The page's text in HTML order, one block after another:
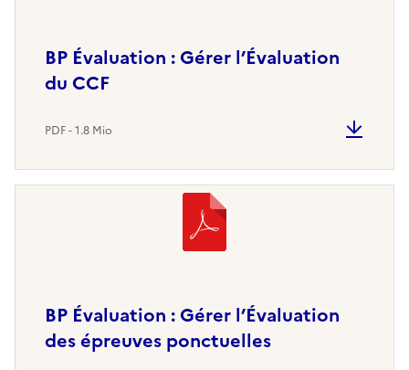
BP Évaluation : Gérer l’Évaluation
du CCF
PDF - 1.8 Mio
BP Évaluation : Gérer l’Évaluation
des épreuves ponctuelles